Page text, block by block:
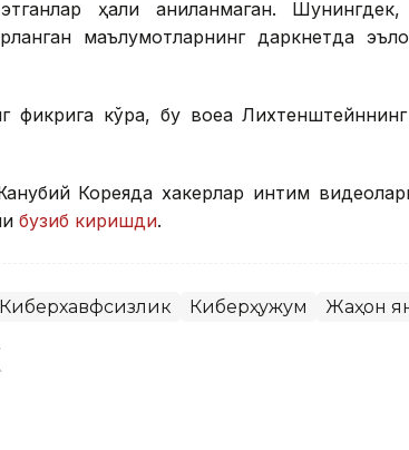
ҳали аниқланмаган.
маълумотларнинг даркнетда
фикрига кўра, бу воқеа
Кореяда хакерлар интим
бузиб киришди.
Киберхавфсизлик Киберҳужум Жаҳон